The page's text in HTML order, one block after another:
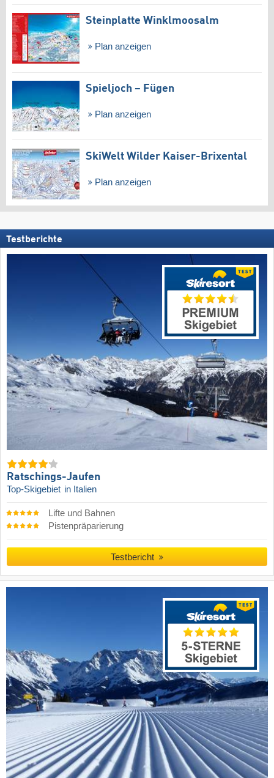
Steinplatte Winklmoosalm
Plan anzeigen
Spieljoch – Fügen
Plan anzeigen
SkiWelt Wilder Kaiser-Brixental
Plan anzeigen
Testberichte
Ratschings-Jaufen
Top-Skigebiet in Italien
Lifte und Bahnen
Pistenpräparierung
Testbericht